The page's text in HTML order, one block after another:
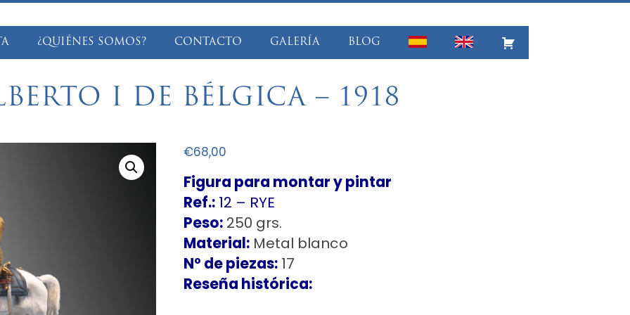
¿QUIÉNES SOMOS? CONTACTO GALERÍA BLOG
I DE BÉLGICA – 1918
€68,00
Figura para montar y pintar
Ref.: 12 – RYE
Peso: 250 grs.
Material: Metal blanco
Nº de piezas: 17
Reseña histórica: